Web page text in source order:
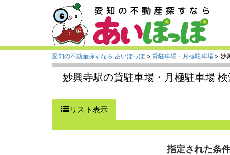
愛知の不動産探すなら あいぽっぽ> 貸駐車場・月極駐車場 > 妙
妙興寺駅の貸駐車場・月極駐車場
リスト表示
指定された条